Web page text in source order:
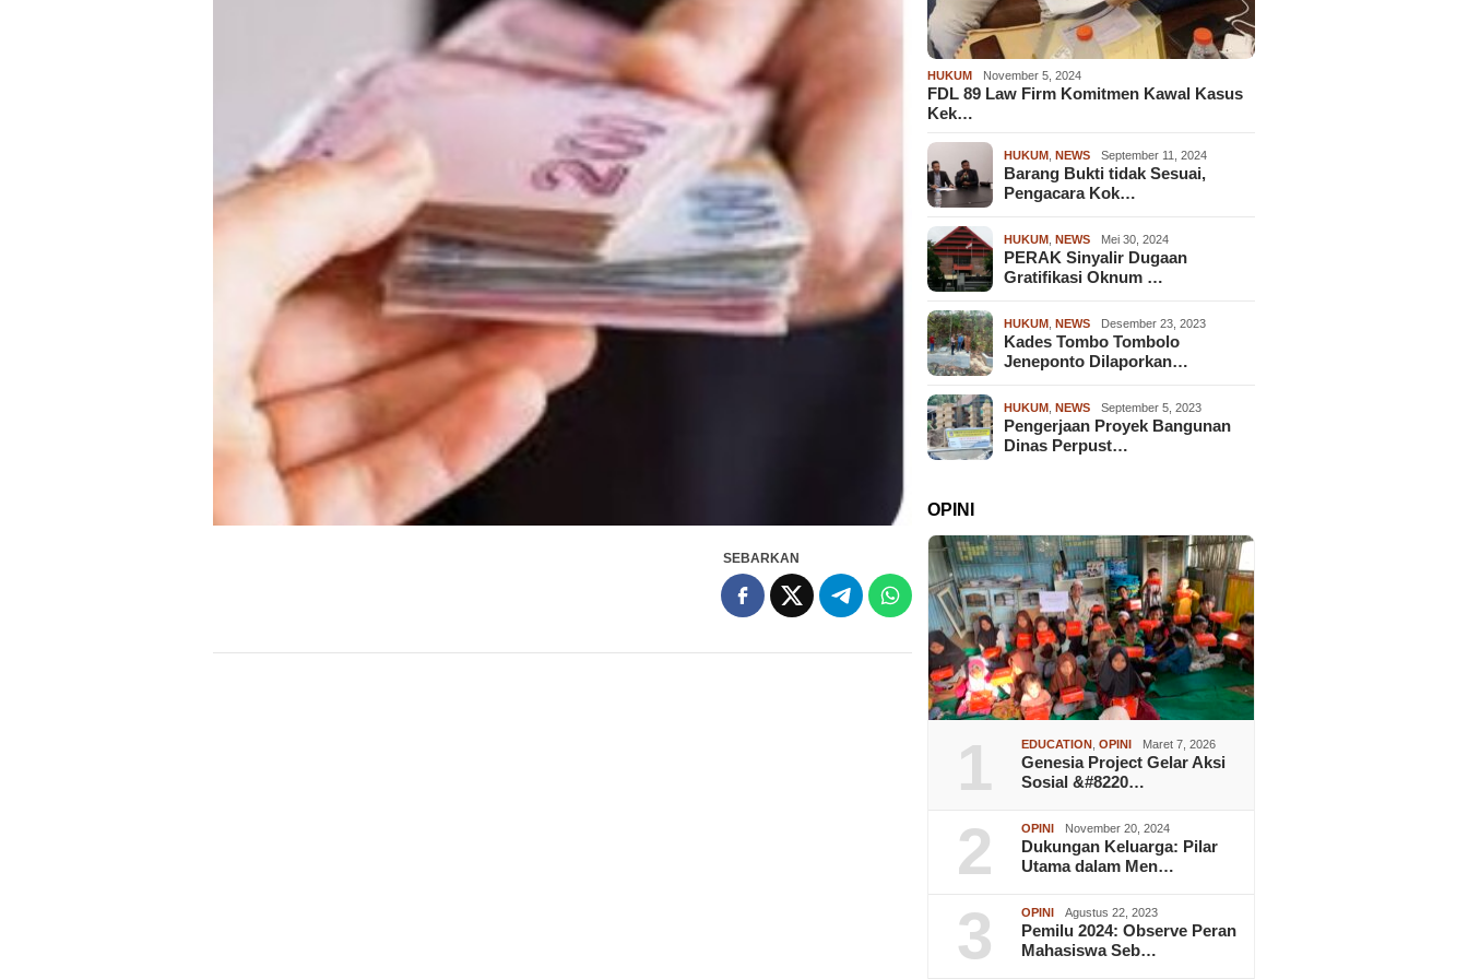
SEBARKAN
HUKUM November 5, 2024
FDL 89 Law Firm Komitmen Kawal Kasus
Kek…
HUKUM ,NEWS September 11, 2024
Barang Bukti tidak Sesuai,
Pengacara Kok…
HUKUM ,NEWS Mei 30, 2024
PERAK Sinyalir Dugaan
Gratifikasi Oknum …
HUKUM ,NEWS Desember 23, 2023
Kades Tombo Tombolo
Jeneponto Dilaporkan…
HUKUM ,NEWS September 5, 2023
Pengerjaan Proyek Bangunan
Dinas Perpust…
OPINI
1 EDUCATION ,OPINI Maret 7, 2026
Genesia Project Gelar Aksi
Sosial &#8220…
2 OPINI November 20, 2024
Dukungan Keluarga: Pilar
Utama dalam Men…
3 OPINI Agustus 22, 2023
Pemilu 2024: Observe Peran
Mahasiswa Seb…